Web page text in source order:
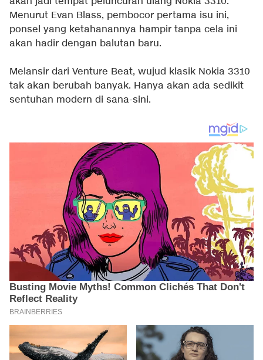
Menurut Evan Blass, pembocor pertama isu ini,
ponsel yang ketahanannya hampir tanpa cela ini
akan hadir dengan balutan baru.
Melansir dari Venture Beat, wujud klasik Nokia 3310
tak akan berubah banyak. Hanya akan ada sedikit
sentuhan modern di sana-sini.